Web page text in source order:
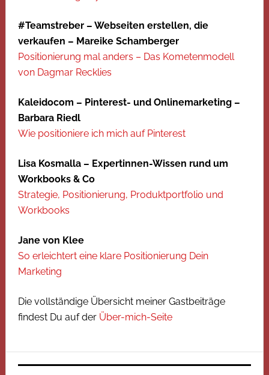
#Teamstreber – Webseiten erstellen, die
verkaufen – Mareike Schamberger
Positionierung mal anders – Das Kometenmodell
von Dagmar Recklies
Kaleidocom – Pinterest- und Onlinemarketing –
Barbara Riedl
Wie positioniere ich mich auf Pinterest
Lisa Kosmalla – Expertinnen-Wissen rund um
Workbooks & Co
Strategie, Positionierung, Produktportfolio und
Workbooks
Jane von Klee
So erleichtert eine klare Positionierung Dein
Marketing
Die vollständige Übersicht meiner Gastbeiträge
findest Du auf der Über-mich-Seite